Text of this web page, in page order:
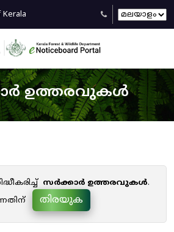
ഉത്തരവുകൾ
സർക്കാർ ഉത്തരവുകൾ.
തിരയുക